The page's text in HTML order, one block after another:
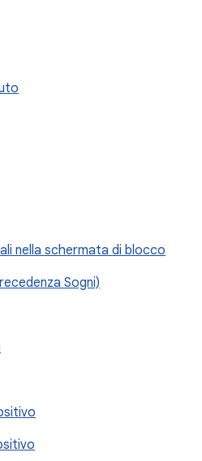
nella schermata di blocco
Sogni)